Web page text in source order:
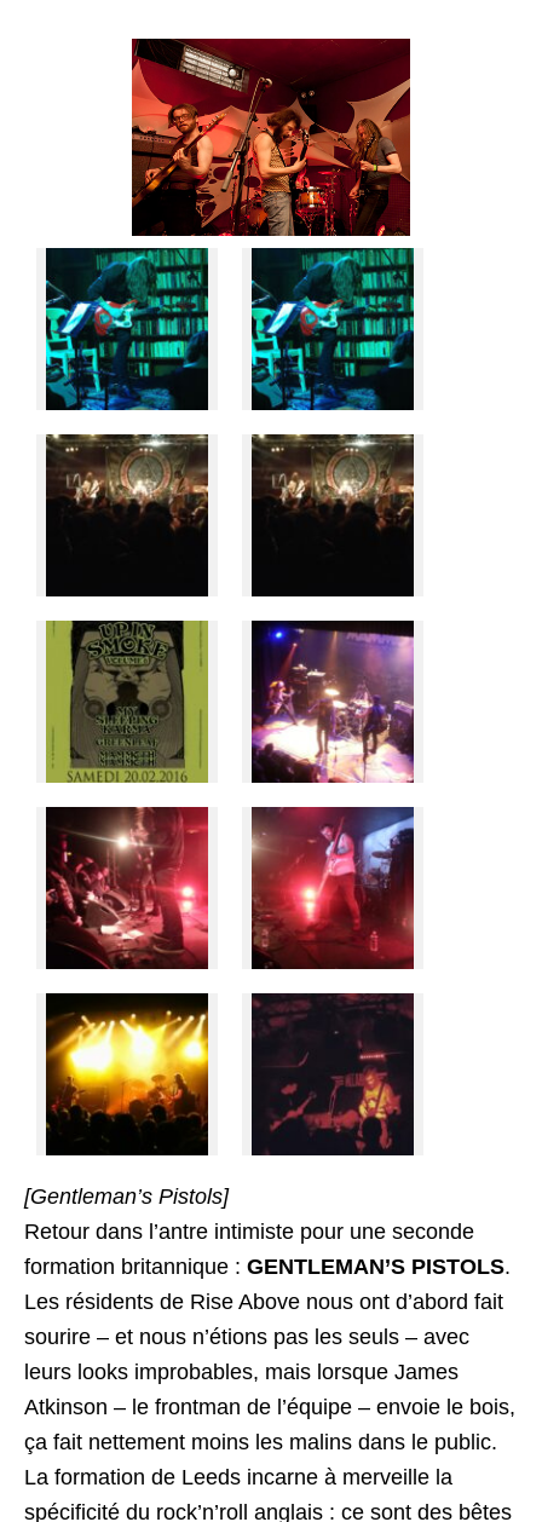
[Gentleman’s Pistols]
Retour dans l’antre intimiste pour une seconde
formation britannique : GENTLEMAN’S PISTOLS.
Les résidents de Rise Above nous ont d’abord fait
sourire – et nous n’étions pas les seuls – avec
leurs looks improbables, mais lorsque James
Atkinson – le frontman de l’équipe – envoie le bois,
ça fait nettement moins les malins dans le public.
La formation de Leeds incarne à merveille la
spécificité du rock’n’roll anglais : ce sont des bêtes